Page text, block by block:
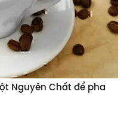
Nguyên Chất để pha